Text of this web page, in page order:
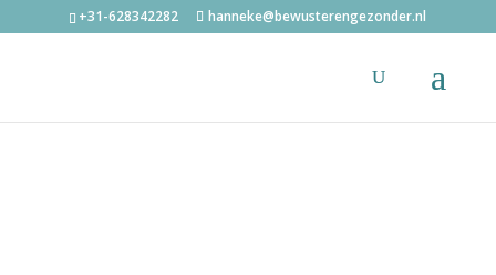
+31-628342282 hanneke@bewusterengezonder.nl